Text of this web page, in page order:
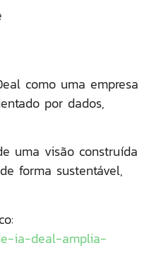
como uma empresa
por dados,
uma visão construída
forma sustentável,
ia-deal-amplia-